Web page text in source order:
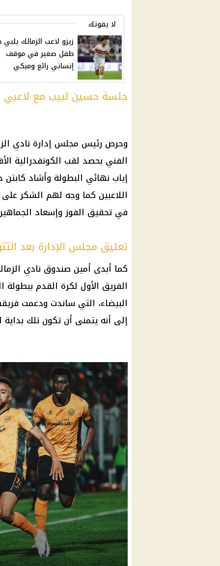
لا يفوتك
زيزو لاعب الزمالك
طفل صغير في موقف
إنساني رائع ومبكي
جلسة حسين لبيب مع لاعبي
وحرص رئيس مجلس إدارة نادي
الفني بحصد لقب الكونفدرالية
إياب نهائي البطولة وأشاد
اللاعبين كما وجه لهم الشكر على
في تحقيق الفوز وإسعاد
تعليق مجلس الإدارة بعد
كما أبدى أمين صندوق نادي
الفريق الأول لكرة القدم ببطولة
البيضاء، التي ساندت ودعمت
إلى أنه يتمنى أن تكون تلك بداية